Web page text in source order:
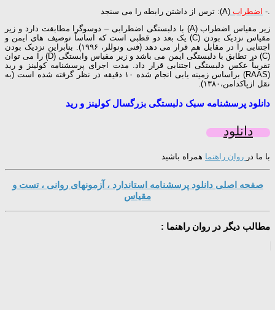
.- اضطراب (A): ترس از داشتن رابطه را می سنجد
زیر مقیاس اضطراب (A) با دلبستگی اضطرابی – دوسوگرا مطابقت دارد و زیر
مقیاس نزدیک بودن (C) یک بعد دو قطبی است که اساسا‌ً توصیف های ایمن و
اجتنابی را در مقابل هم قرار می دهد (فنی ونوللر، ۱۹۹۶). بنابراین نزدیک بودن
(C) در تطابق با دلبستگی ایمن می باشد و زیر مقیاس وابستگی (D) را می توان
تقریباً عکس دلبستگی اجتنابی قرار داد. مدت اجرای پرسشنامه کولینز و رید
(RAAS) براساس زمینه یابی انجام شده ۱۰ دقیقه در نظر گرفته شده است (به
نقل ازپاکدامن،۱۳۸۰).
دانلود پرسشنامه سبک دلبستگی بزرگسال کولینز و رید
دانلود
با ما در روان راهنما همراه باشید
صفحه اصلی دانلود پرسشنامه استاندارد ، آزمونهای روانی ، تست و
مقیاس
مطالب دیگر در روان راهنما :